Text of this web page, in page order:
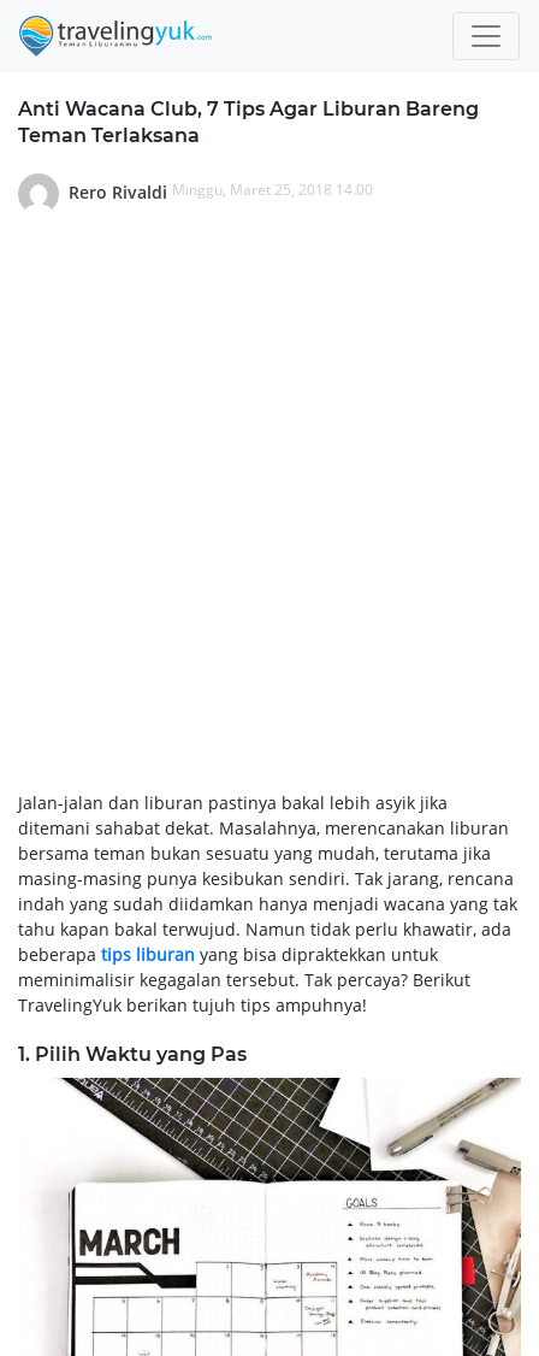
Anti Wacana Club, 7 Tips Agar Liburan Bareng
Teman Terlaksana
Rero Rivaldi Minggu, Maret 25, 2018 14.00
Jalan-jalan dan liburan pastinya bakal lebih asyik jika
ditemani sahabat dekat. Masalahnya, merencanakan liburan
bersama teman bukan sesuatu yang mudah, terutama jika
masing-masing punya kesibukan sendiri. Tak jarang, rencana
indah yang sudah diidamkan hanya menjadi wacana yang tak
tahu kapan bakal terwujud. Namun tidak perlu khawatir, ada
beberapa tips liburan yang bisa dipraktekkan untuk
meminimalisir kegagalan tersebut. Tak percaya? Berikut
TravelingYuk berikan tujuh tips ampuhnya!
1. Pilih Waktu yang Pas